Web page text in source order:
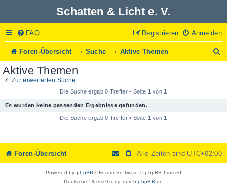
Schatten & Licht e. V.
FAQ Anmelden
Registrieren
Foren-Übersicht Suche Aktive Themen
u
Aktive Themen
Zur erweiterten Suche
Die Suche ergab 0 Treffer • Seite 1von1
Es wurden keine passenden Ergebnisse gefunden.
Die Suche ergab 0 Treffer • Seite 1von1
Foren-Übersicht Alle Zeiten sind UTC+02:00
Powered byphpBB® Forum Software © phpBB Limited
Deutsche Übersetzung durchphpBB.de